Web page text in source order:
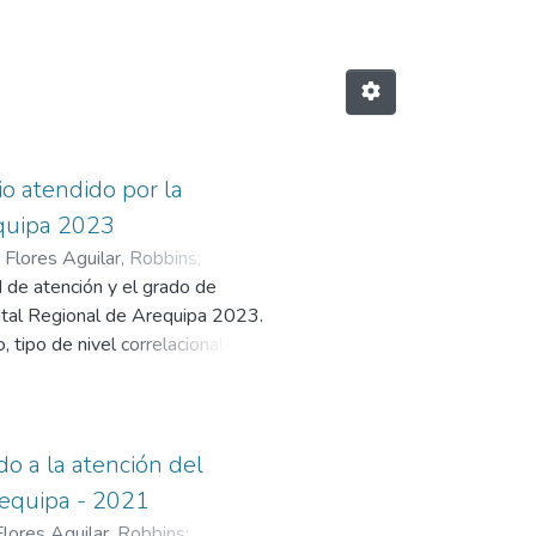
atendido por la
2023
Flores Aguilar, Robbins;
atención y el grado de
Regional de Arequipa 2023.
de nivel correlacional y con
de indagación, con
Los resultados
la calidad de atención y la
el estadístico de
(R=0.973); así
a la atención del
- 2021